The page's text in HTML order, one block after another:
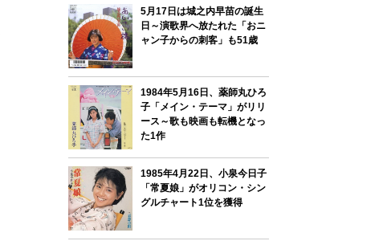
5月17日は城之内早苗の誕生
日～演歌界へ放たれた「おニ
ャン子からの刺客」も51歳
1984年5月16日、薬師丸ひろ
子「メイン・テーマ」がリリ
ース～歌も映画も転機となっ
た1作
1985年4月22日、小泉今日子
「常夏娘」がオリコン・シン
グルチャート1位を獲得